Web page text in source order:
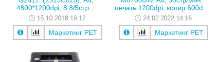
4800*1200dpi, 8.8/5стр...
15.10.2018 19:12
Маркетинг РЕТ
печать 1200dpi, копир 600d...
24.02.2022 14:16
Маркетинг РЕТ